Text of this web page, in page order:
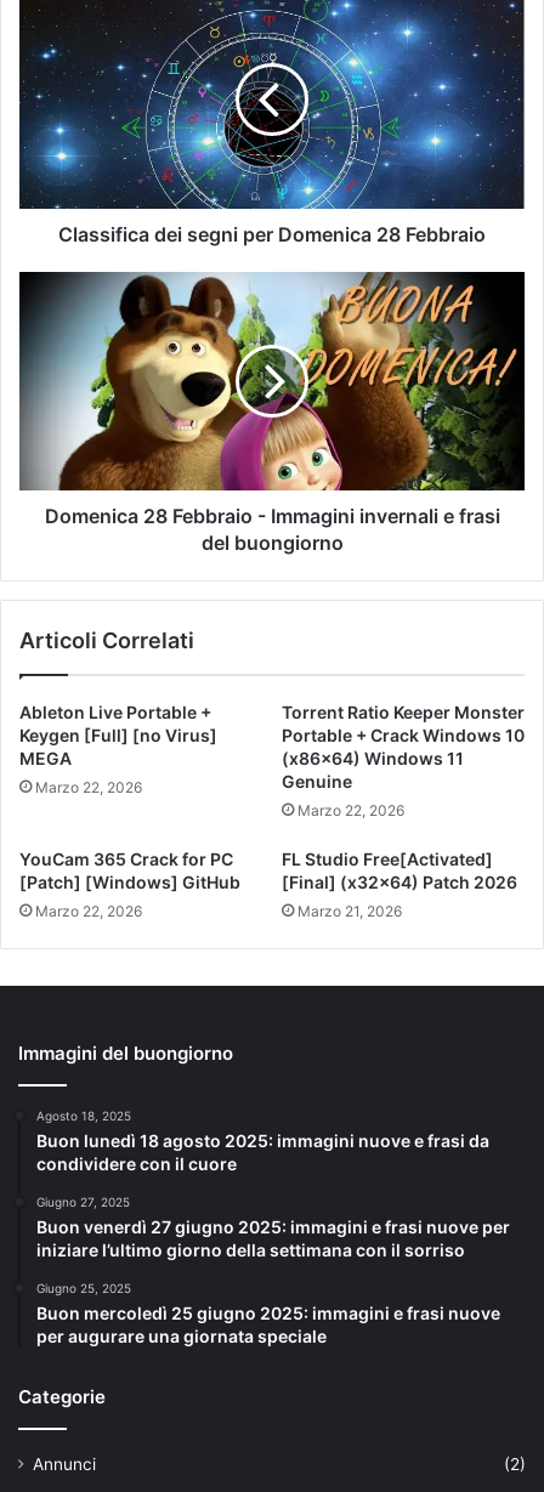
Classifica dei segni per Domenica 28 Febbraio
Domenica 28 Febbraio - Immagini invernali e frasi
del buongiorno
Articoli Correlati
Ableton Live Portable +
Keygen [Full] [no Virus]
MEGA
Marzo 22, 2026
Torrent Ratio Keeper Monster
Portable + Crack Windows 10
(x86x64) Windows 11
Genuine
Marzo 22, 2026
YouCam 365 Crack for PC
[Patch] [Windows] GitHub
Marzo 22, 2026
FL Studio Free[Activated]
[Final] (x32x64) Patch 2026
Marzo 21, 2026
Immagini del buongiorno
Agosto 18, 2025
Buon lunedì 18 agosto 2025: immagini nuove e frasi da
condividere con il cuore
Giugno 27, 2025
Buon venerdì 27 giugno 2025: immagini e frasi nuove per
iniziare l’ultimo giorno della settimana con il sorriso
Giugno 25, 2025
Buon mercoledì 25 giugno 2025: immagini e frasi nuove
per augurare una giornata speciale
Categorie
Annunci (2)